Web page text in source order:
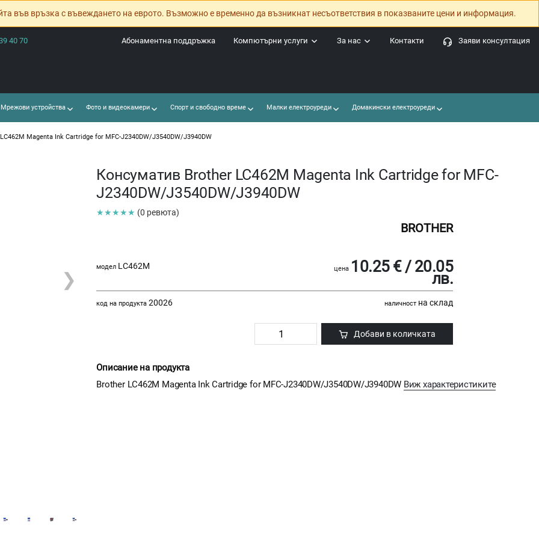
във връзка с въвеждането на еврото. Възможно е временно да възникнат несъответствия в показваните цени и информация.
40 70 Заяви консултация
Контакти
За нас
Компютърни услуги
Абонаментна поддръжка
устройства Фото и видеокамери Спорт и свободно време Малки електроуреди Домакински електроуреди
Magenta Ink Cartridge for MFC-J2340DW/J3540DW/J3940DW
❯
Консуматив Brother LC462M Magenta Ink Cartridge for MFC-
J2340DW/J3540DW/J3940DW
★★★★★ (0 ревюта)
BROTHER
модел LC462M цена 10.25 € / 20.05
лв.
код на продукта 20026 наличност на склад
Добави в количката
Описание на продукта
Brother LC462M Magenta Ink Cartridge for MFC-J2340DW/J3540DW/J3940DW Виж характеристиките